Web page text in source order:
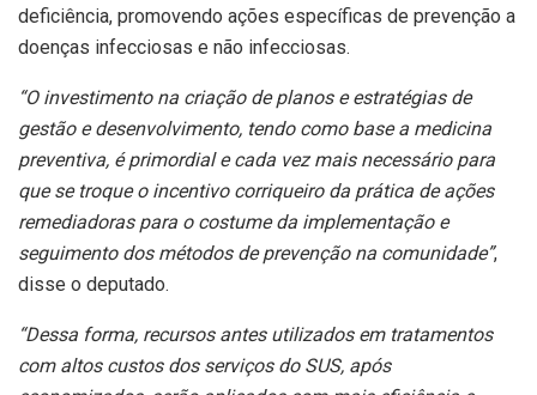
deficiência, promovendo ações específicas de prevenção a
doenças infecciosas e não infecciosas.
“O investimento na criação de planos e estratégias de
gestão e desenvolvimento, tendo como base a medicina
preventiva, é primordial e cada vez mais necessário para
que se troque o incentivo corriqueiro da prática de ações
remediadoras para o costume da implementação e
seguimento dos métodos de prevenção na comunidade”,
disse o deputado.
“Dessa forma, recursos antes utilizados em tratamentos
com altos custos dos serviços do SUS, após